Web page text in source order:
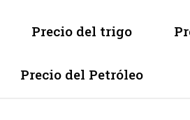
Precio del trigo
Precio del Petróleo